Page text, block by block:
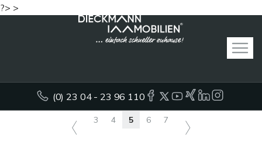
?> >
(0) 23 04 - 23 96 110
3 4 5 6 7